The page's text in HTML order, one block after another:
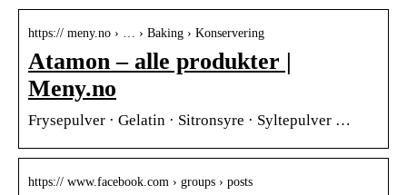
https:// meny.no › … › Baking › Konservering
Atamon – alle produkter |
Meny.no
Frysepulver · Gelatin · Sitronsyre · Syltepulver …
https:// www.facebook.com › groups › posts